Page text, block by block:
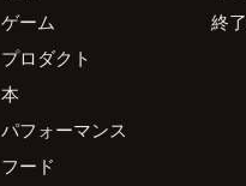
ゲーム
プロダクト
本
パフォーマンス
フード
終